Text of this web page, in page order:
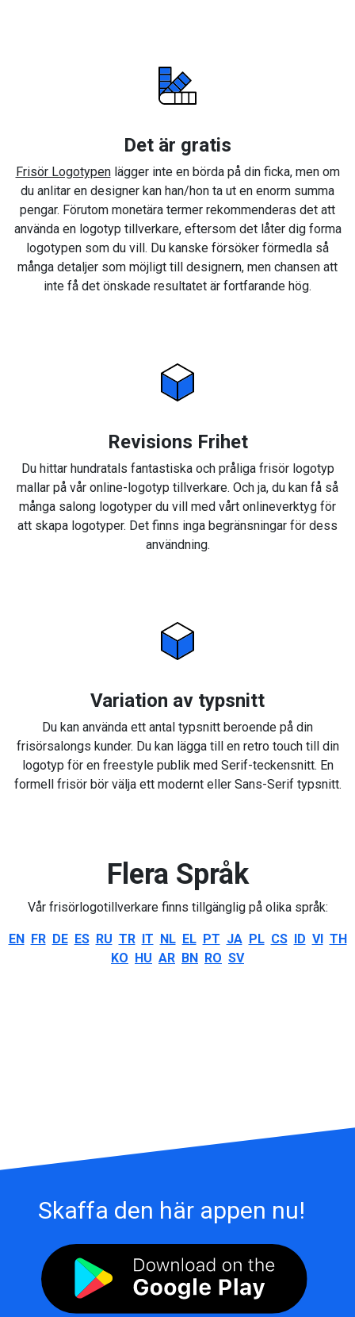
Det är gratis
Frisör Logotypenlägger inte en börda på din ficka, men om
du anlitar en designer kan han/hon ta ut en enorm summa
pengar. Förutom monetära termer rekommenderas det att
använda en logotyp tillverkare, eftersom det låter dig forma
logotypen som du vill. Du kanske försöker förmedla så
många detaljer som möjligt till designern, men chansen att
inte få det önskade resultatet är fortfarande hög.
Revisions Frihet
Du hittar hundratals fantastiska och pråliga frisör logotyp
mallar på vår online-logotyp tillverkare. Och ja, du kan få så
många salong logotyper du vill med vårt onlineverktyg för
att skapa logotyper. Det finns inga begränsningar för dess
användning.
Variation av typsnitt
Du kan använda ett antal typsnitt beroende på din
frisörsalongs kunder. Du kan lägga till en retro touch till din
logotyp för en freestyle publik med Serif-teckensnitt. En
formell frisör bör välja ett modernt eller Sans-Serif typsnitt.
Flera Språk
Vår frisörlogotillverkare finns tillgänglig på olika språk:
EN FR DE ES RU TR IT NL EL PT JA PL CS ID VI TH
KO HU AR BN RO SV
Skaffa den här appen nu!